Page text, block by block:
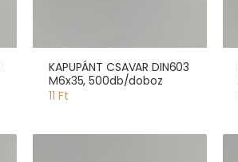
KAPUPÁNT CSAVAR DIN603
M6x35, 500db/doboz
11 Ft